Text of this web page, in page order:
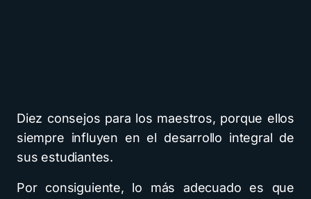
Diez consejos para los maestros, porque ellos
siempre influyen en el desarrollo integral de
sus estudiantes.
Por consiguiente, lo más adecuado es que